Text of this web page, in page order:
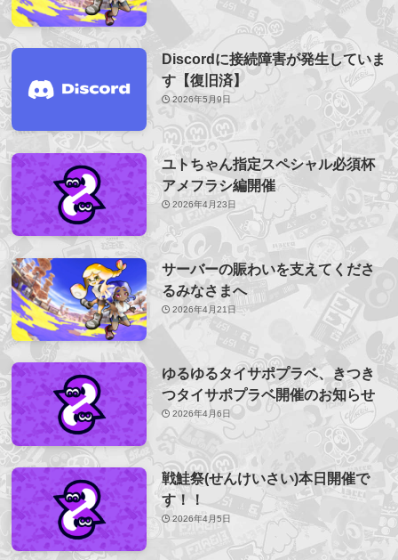
Discordに接続障害が発生していま
す【復旧済】
2026年5月9日
ユトちゃん指定スペシャル必須杯
アメフラシ編開催
2026年4月23日
サーバーの賑わいを支えてくださ
るみなさまへ
2026年4月21日
ゆるゆるタイサポプラベ、きつき
つタイサポプラベ開催のお知らせ
2026年4月6日
戦鮭祭(せんけいさい)本日開催で
す！！
2026年4月5日